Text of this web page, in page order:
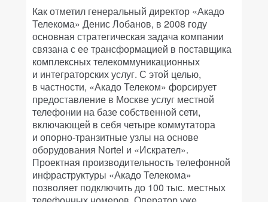
Как отметил генеральный директор «Акадо
Телекома» Денис Лобанов, в 2008 году
основная стратегическая задача компании
связана с ее трансформацией в поставщика
комплексных телекоммуникационных
и интеграторских услуг. С этой целью,
в частности, «Акадо Телеком» форсирует
предоставление в Москве услуг местной
телефонии на базе собственной сети,
включающей в себя четыре коммутатора
и опорно-транзитные узлы на основе
оборудования Nortel и «Искрател».
Проектная производительность телефонной
инфраструктуры «Акадо Телекома»
позволяет подключить до 100 тыс. местных